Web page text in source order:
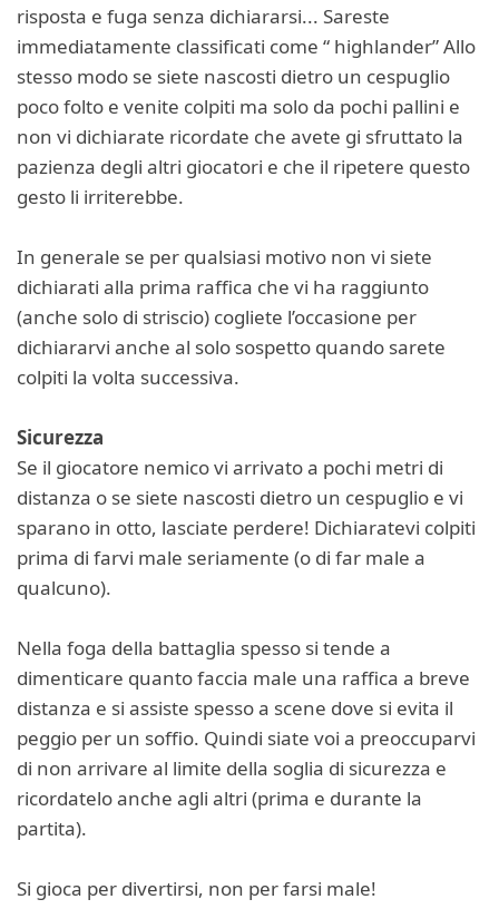
risposta e fuga senza dichiararsi... Sareste
immediatamente classificati come “ highlander” Allo
stesso modo se siete nascosti dietro un cespuglio
poco folto e venite colpiti ma solo da pochi pallini e
non vi dichiarate ricordate che avete gi sfruttato la
pazienza degli altri giocatori e che il ripetere questo
gesto li irriterebbe.
In generale se per qualsiasi motivo non vi siete
dichiarati alla prima raffica che vi ha raggiunto
(anche solo di striscio) cogliete l’occasione per
dichiararvi anche al solo sospetto quando sarete
colpiti la volta successiva.
Sicurezza
Se il giocatore nemico vi arrivato a pochi metri di
distanza o se siete nascosti dietro un cespuglio e vi
sparano in otto, lasciate perdere! Dichiaratevi colpiti
prima di farvi male seriamente (o di far male a
qualcuno).
Nella foga della battaglia spesso si tende a
dimenticare quanto faccia male una raffica a breve
distanza e si assiste spesso a scene dove si evita il
peggio per un soffio. Quindi siate voi a preoccuparvi
di non arrivare al limite della soglia di sicurezza e
ricordatelo anche agli altri (prima e durante la
partita).
Si gioca per divertirsi, non per farsi male!